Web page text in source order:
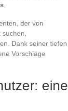
der von
Dank seiner tiefen
Vorschläge
eine